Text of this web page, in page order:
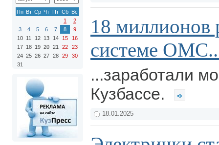
Пн Вт Ср Чт Пт Сб Вс
1
2
3
4 5 6 7 8
9
10 11 12 13 14 15
16
17 18 19 20 21 22
23
24 25 26 27 28 29
30
31
18 миллионов
системе
...заработали
Кузбассе.
18.01.2025